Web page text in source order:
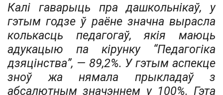
Калі гаварыць пра дашкольнікаў, у
гэтым годзе ў раёне значна вырасла
колькасць педагогаў, якія маюць
адукацыю па кірунку “Педагогіка
дзяцінства”, — 89,2%. У гэтым аспекце
зноў жа нямала прыкладаў з
абсалютным значэннем у 100%. Гэта